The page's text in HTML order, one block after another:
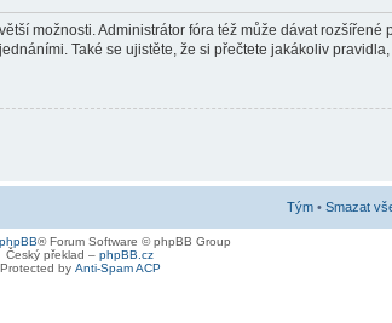
možnosti. Administrátor fóra též může dávat
Také se ujistěte, že si přečtete jakákoliv pravidla,
Tým• Smazat
phpBB® Forum Software © phpBB Group
Český překlad – phpBB.cz
Protected by Anti-Spam ACP